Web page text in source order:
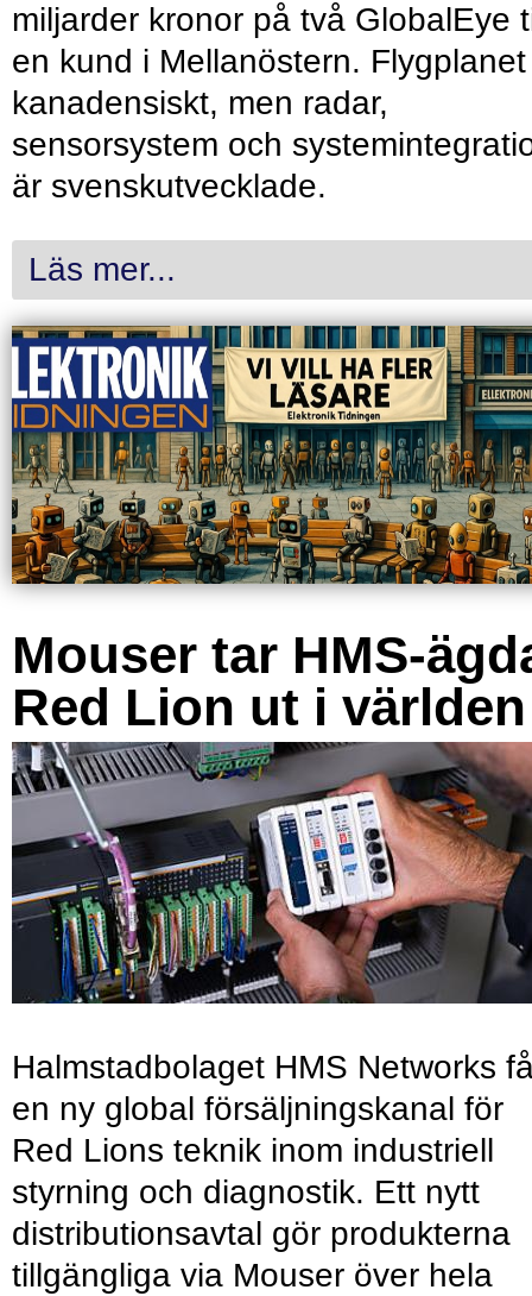
miljarder kronor på två GlobalEye
en kund i Mellanöstern.
kanadensiskt, men radar,
sensorsystem och
är svenskutvecklade.
Läs mer...
Mouser tar HMS-
Red Lion ut i världen
Halmstadbolaget HMS Networks
en ny global försäljningskanal för
Red Lions teknik inom industriell
styrning och diagnostik. Ett nytt
distributionsavtal gör produkterna
tillgängliga via Mouser över hela